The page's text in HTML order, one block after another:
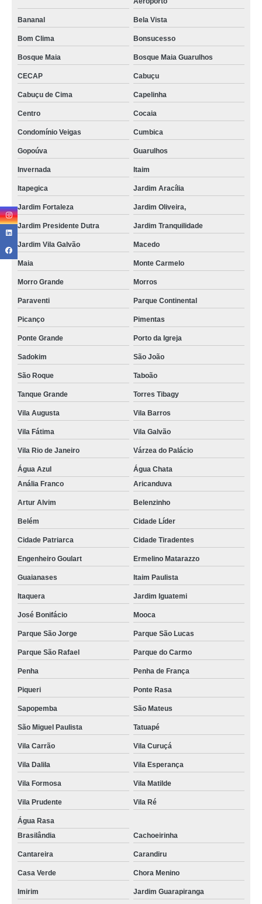
Bananal Bela Vista
Bom Clima Bonsucesso
Bosque Maia Bosque Maia Guarulhos
CECAP Cabuçu
Cabuçu de Cima Capelinha
Centro Cocaia
Condomínio Veigas Cumbica
Gopoúva Guarulhos
Invernada Itaim
Itapegica Jardim Aracília
Jardim Fortaleza Jardim Oliveira,
Jardim Presidente Dutra Jardim Tranquilidade
Jardim Vila Galvão Macedo
Maia Monte Carmelo
Morro Grande Morros
Paraventi Parque Continental
Picanço Pimentas
Ponte Grande Porto da Igreja
Sadokim São João
São Roque Taboão
Tanque Grande Torres Tibagy
Vila Augusta Vila Barros
Vila Fátima Vila Galvão
Vila Rio de Janeiro Várzea do Palácio
Água Azul
Água Chata
Anália Franco
Aricanduva
Artur Alvim Belenzinho
Belém Cidade Líder
Cidade Patriarca Cidade Tiradentes
Engenheiro Goulart Ermelino Matarazzo
Guaianases Itaim Paulista
Itaquera Jardim Iguatemi
José Bonifácio Mooca
Parque São Jorge Parque São Lucas
Parque São Rafael Parque do Carmo
Penha Penha de França
Piqueri Ponte Rasa
Sapopemba São Mateus
São Miguel Paulista Tatuapé
Vila Carrão Vila Curuçá
Vila Dalila Vila Esperança
Vila Formosa Vila Matilde
Vila Prudente Vila Ré
Água Rasa
Brasilândia
Cachoeirinha
Cantareira Carandiru
Casa Verde Chora Menino
Imirim Jardim Guarapiranga